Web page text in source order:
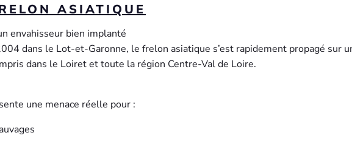
ASIATIQUE
envahisseur bien implanté
dans le Lot-et-Garonne, le frelon asiatique s’est rapidement propagé sur
dans le Loiret et toute la région Centre-Val de Loire.
une menace réelle pour :